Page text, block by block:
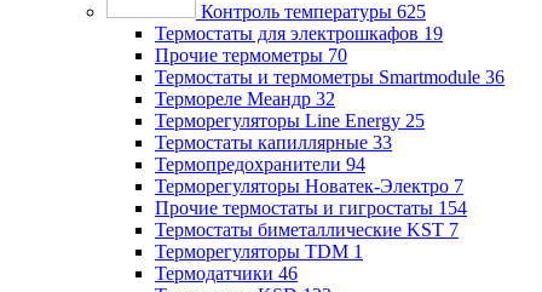
Контроль температуры 625
Термостаты для электрошкафов 19
Прочие термометры 70
Термостаты и термометры Smartmodule 36
Термореле Меандр 32
Терморегуляторы Line Energy 25
Термостаты капиллярные 33
Термопредохранители 94
Терморегуляторы Новатек-Электро 7
Прочие термостаты и гигростаты 154
Термостаты биметаллические KST 7
Терморегуляторы TDM 1
Термодатчики 46